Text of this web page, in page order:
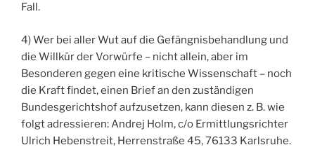
Fall.
4) Wer bei aller Wut auf die Gefängnisbehandlung und
die Willkür der Vorwürfe – nicht allein, aber im
Besonderen gegen eine kritische Wissenschaft – noch
die Kraft findet, einen Brief an den zuständigen
Bundesgerichtshof aufzusetzen, kann diesen z. B. wie
folgt adressieren: Andrej Holm, c/o Ermittlungsrichter
Ulrich Hebenstreit, Herrenstraße 45, 76133 Karlsruhe.